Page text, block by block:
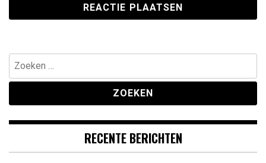
Zoeken
naar:
RECENTE BERICHTEN